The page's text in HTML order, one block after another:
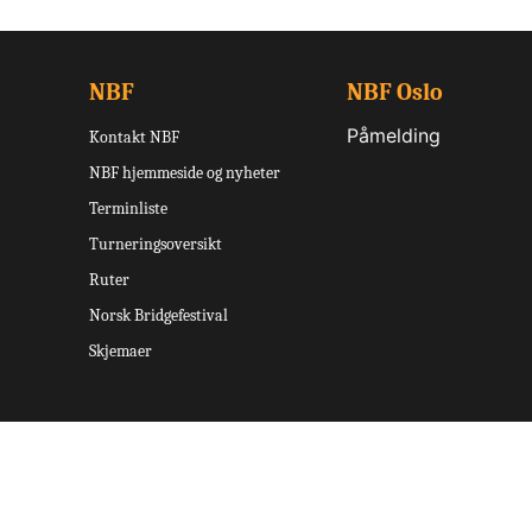
NBF
Kontakt NBF
NBF hjemmeside og nyheter
Terminliste
Turneringsoversikt
Ruter
Norsk Bridgefestival
Skjemaer
NBF Oslo
Påmelding